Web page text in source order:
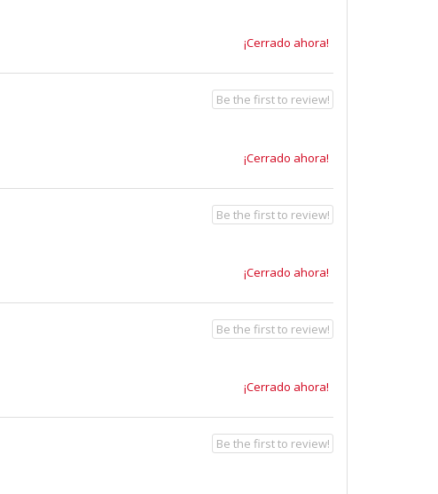
¡Cerrado ahora!
¡Cerrado ahora!
Be the first to review!
¡Cerrado ahora!
Be the first to review!
¡Cerrado ahora!
Be the first to review!
Be the first to review!